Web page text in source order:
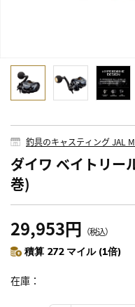
釣具のキャスティング JAL
ダイワ ベイトリー
巻)
29,953円 （税込）
積算 272 マイル (1倍)
在庫